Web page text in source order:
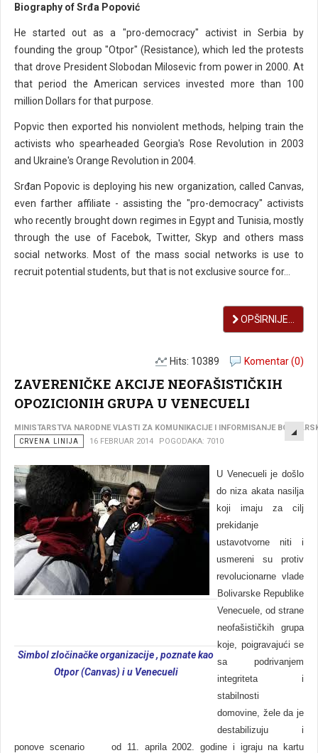
Biography of Srđa Popović
He started out as a "pro-democracy" activist in Serbia by
founding the group "Otpor" (Resistance), which led the protests
that drove President Slobodan Milosevic from power in 2000. At
that period the American services invested more than 100
million Dollars for that purpose.
Popvic then exported his nonviolent methods, helping train the
activists who spearheaded Georgia's Rose Revolution in 2003
and Ukraine's Orange Revolution in 2004.
Srđan Popovic is deploying his new organization, called Canvas,
even farther affiliate - assisting the "pro-democracy" activists
who recently brought down regimes in Egypt and Tunisia, mostly
through the use of Facebok, Twitter, Skyp and others mass
social networks. Most of the mass social networks is use to
recruit potential students, but that is not exclusive source for...
OPŠIRNIJE...
Komentar (0)
Hits: 10389
ZAVERENIČKE AKCIJE NEOFAŠISTIČKIH
OPOZICIONIH GRUPA U VENECUELI
MINISTARSTVA NARODNE VLASTI ZA KOMUNIKACIJE I INFORMISANJE
CRVENA LINIJA
16 FEBRUAR 2014 POGODAKA: 7010
Simbol zločinačke organizacije , poznate kao
Otpor(Canvas) i u Venecueli
U Venecueli je došlo
do niza akata nasilja
koji imaju za cilj
prekidanje
ustavotvorne niti i
usmereni su protiv
revolucionarne vlade
Bolivarske Republike
Venecuele, od strane
neofašističkih grupa
koje, poigravajući se
sa podrivanjem
integriteta i
stabilnosti
domovine, žele da je
destabilizuju i
ponove scenario od 11. aprila 2002. godine i igraju na kartu